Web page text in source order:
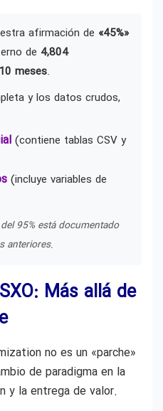
afirmación de «45%»
de 4,804
10 meses.
y los datos crudos,
(contiene tablas CSV y
(incluye variables de
95% está documentado
anteriores.
Más allá de
no es un «parche»
de paradigma en la
y la entrega de valor.